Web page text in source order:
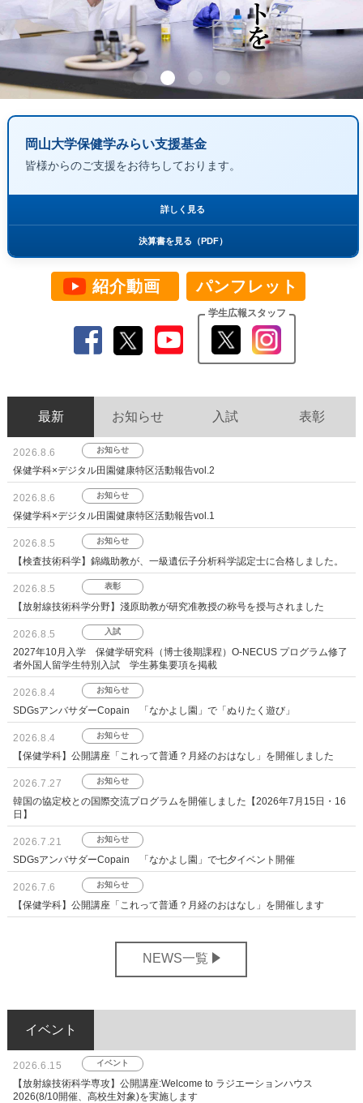
岡山大学保健学みらい支援基金
皆様からのご支援をお待ちしております。
詳しく見る
決算書を見る（PDF）
紹介動画 パンフレット
最新 お知らせ 入試 表彰
2026.8.6 お知らせ
保健学科×デジタル田園健康特区活動報告vol.2
2026.8.6 お知らせ
保健学科×デジタル田園健康特区活動報告vol.1
2026.8.5 お知らせ
【検査技術科学】錦織助教が、一級遺伝子分析科学認定士に合格しました。
2026.8.5 表彰
【放射線技術科学分野】淺原助教が研究准教授の称号を授与されました
2026.8.5 入試
2027年10月入学 保健学研究科（博士後期課程）O-NECUS プログラム修了
者外国人留学生特別入試 学生募集要項を掲載
2026.8.4 お知らせ
SDGsアンバサダーCopain 「なかよし園」で「ぬりたく遊び」
2026.8.4 お知らせ
【保健学科】公開講座「これって普通？月経のおはなし」を開催しました
2026.7.27 お知らせ
韓国の協定校との国際交流プログラムを開催しました【2026年7月15日・16
日】
2026.7.21 お知らせ
SDGsアンバサダーCopain 「なかよし園」で七夕イベント開催
2026.7.6 お知らせ
【保健学科】公開講座「これって普通？月経のおはなし」を開催します
NEWS一覧
イベント
2026.6.15 イベント
【放射線技術科学専攻】公開講座:Welcome to ラジエーションハウス
2026(8/10開催、高校生対象)を実施します